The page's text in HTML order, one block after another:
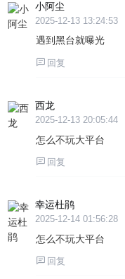
小阿尘
2025-12-13 13:24:53
遇到黑台就曝光
回复
西龙
2025-12-13 20:05:44
怎么不玩大平台
回复
幸运杜鹃
2025-12-14 01:56:28
怎么不玩大平台
回复